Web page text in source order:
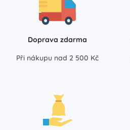
Doprava zdarma
Při nákupu nad 2 500 Kč